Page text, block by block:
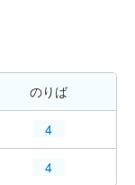
のりば
4
4